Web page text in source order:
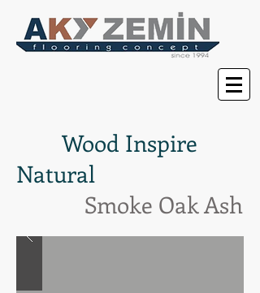
Wood Inspire
Natural
Smoke Oak Ash